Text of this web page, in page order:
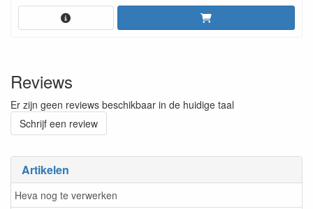
Artikelen
Heva nog te verwerken
Reviews
Er zijn geen reviews beschikbaar in de huidige taal
Schrijf een review